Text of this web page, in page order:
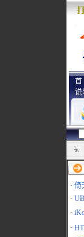
说
· 倚
·
·
·